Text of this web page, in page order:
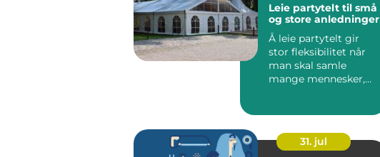
Leie partytelt til små
og store anledninger
Å leie partytelt gir
stor fleksibilitet når
man skal samle
mange mennesker,
31. jul